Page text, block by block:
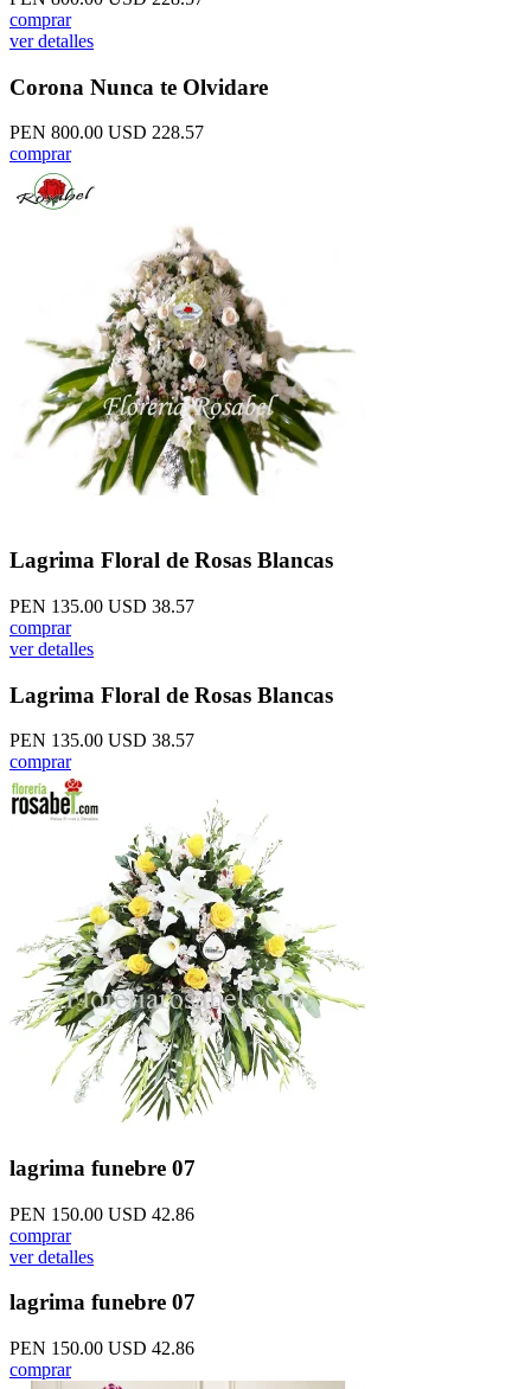
comprar
ver detalles
Corona Nunca te Olvidare
PEN 800.00 USD 228.57
comprar
Lagrima Floral de Rosas Blancas
PEN 135.00 USD 38.57
comprar
ver detalles
Lagrima Floral de Rosas Blancas
PEN 135.00 USD 38.57
comprar
lagrima funebre 07
PEN 150.00 USD 42.86
comprar
ver detalles
lagrima funebre 07
PEN 150.00 USD 42.86
comprar